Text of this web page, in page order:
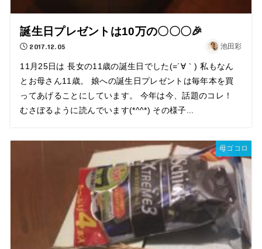
誕生日プレゼントは10万の〇〇〇🎉
2017.12.05 池田彩
11月25日は 長女の11歳の誕生日でした(=´∀｀) 私もなん
とお母さん11歳。 娘への誕生日プレゼントは毎年本を買
ってあげることにしています。 今年は今、話題のコレ！
むさぼるように読んでいます(*^^*) その様子...
母ゴコロ